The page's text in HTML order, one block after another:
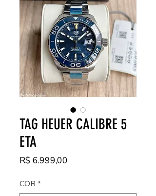
TAG HEUER CALIBRE 5
ETA
R$ 6.999,00
COR*